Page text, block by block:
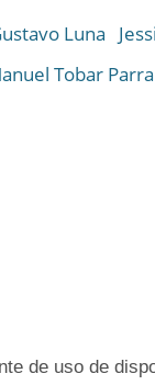
Luna
Tobar Parra
de uso de